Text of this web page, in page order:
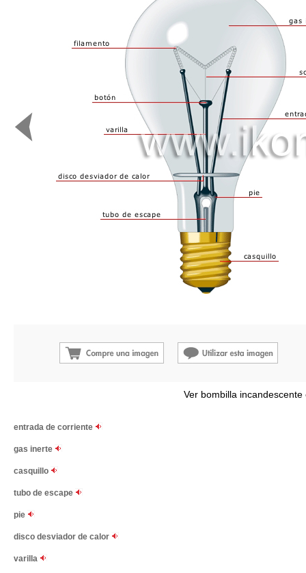
Ver bombilla
entrada de corriente
gas inerte
casquillo
tubo de escape
pie
disco desviador de calor
varilla